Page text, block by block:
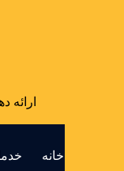
خانه